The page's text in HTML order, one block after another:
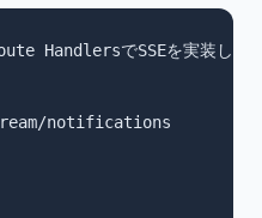
HandlersでSSEを実装して
notifications